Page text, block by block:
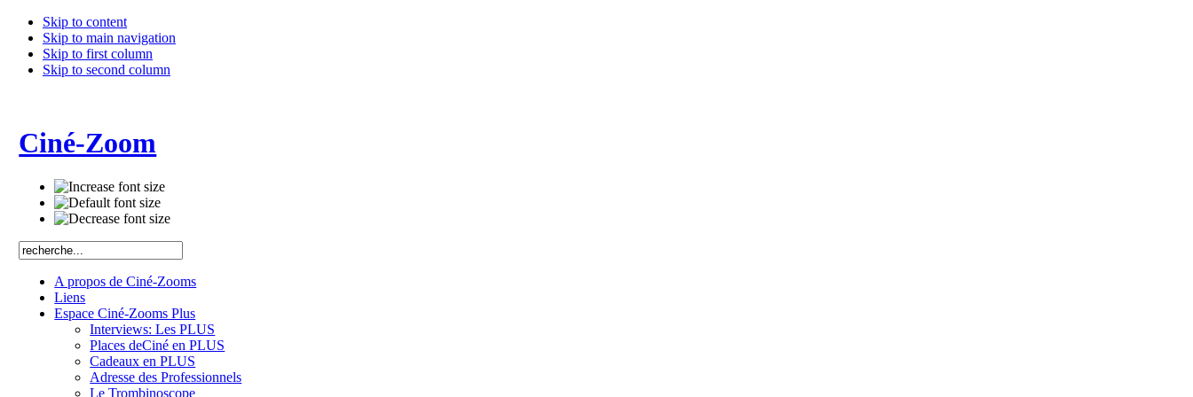
Skip to content
Skip to main navigation
Skip to first column
Skip to second column
Ciné-Zoom
A propos de Ciné-Zooms
Liens
Espace Ciné-Zooms Plus
Interviews: Les PLUS
Places deCiné en PLUS
Cadeaux en PLUS
Adresse des Professionnels
Le Trombinoscope